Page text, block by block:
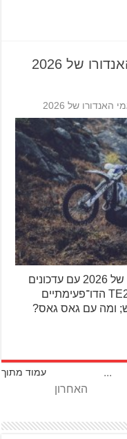
של 2026
של 2026
בהוסקוורנה מציגים את דגמי האנדורו של 2026 עם עדכונים
קלים בלבד, אבל כשה־TE125 וה־TE250 הדו־פעימתיים
ומה עם גאס גאס?
עמוד מתוך
...
האחרון